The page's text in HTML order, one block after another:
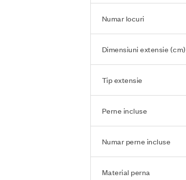
Numar locuri
Dimensiuni extensie (cm)
Tip extensie
Perne incluse
Numar perne incluse
Material perna